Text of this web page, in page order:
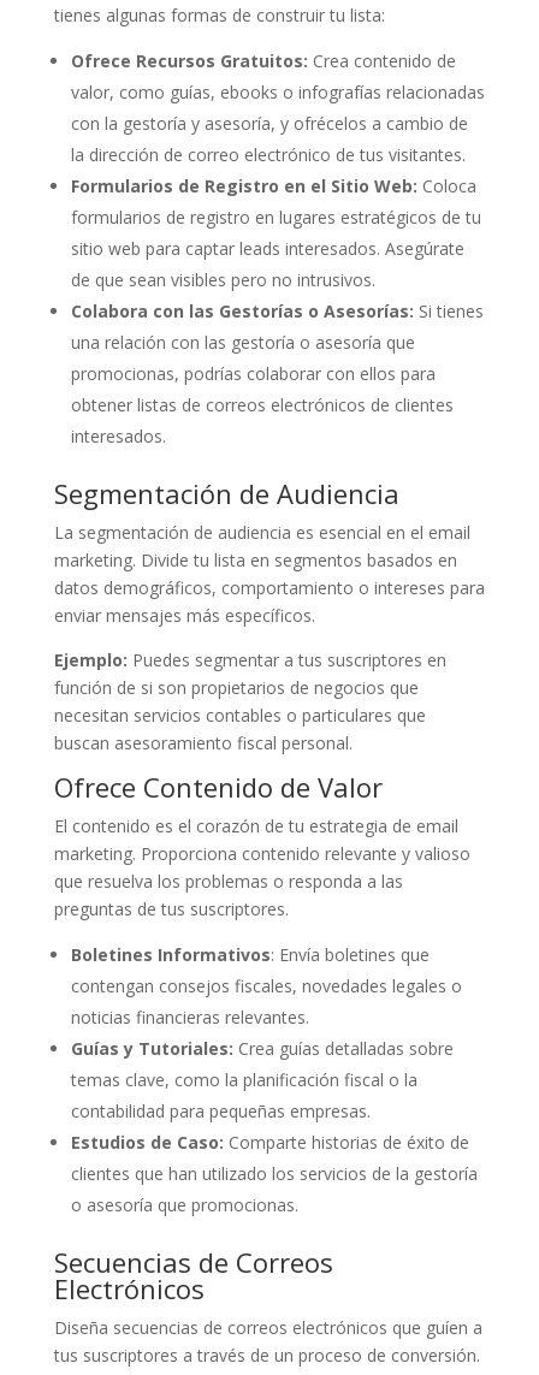
tienes algunas formas de construir tu lista:
Ofrece Recursos Gratuitos: Crea contenido de
valor, como guías, ebooks o infografías relacionadas
con la gestoría y asesoría, y ofrécelos a cambio de
la dirección de correo electrónico de tus visitantes.
Formularios de Registro en el Sitio Web: Coloca
formularios de registro en lugares estratégicos de tu
sitio web para captar leads interesados. Asegúrate
de que sean visibles pero no intrusivos.
Colabora con las Gestorías o Asesorías: Si tienes
una relación con las gestoría o asesoría que
promocionas, podrías colaborar con ellos para
obtener listas de correos electrónicos de clientes
interesados.
Segmentación de Audiencia
La segmentación de audiencia es esencial en el email
marketing. Divide tu lista en segmentos basados en
datos demográficos, comportamiento o intereses para
enviar mensajes más específicos.
Ejemplo: Puedes segmentar a tus suscriptores en
función de si son propietarios de negocios que
necesitan servicios contables o particulares que
buscan asesoramiento fiscal personal.
Ofrece Contenido de Valor
El contenido es el corazón de tu estrategia de email
marketing. Proporciona contenido relevante y valioso
que resuelva los problemas o responda a las
preguntas de tus suscriptores.
Boletines Informativos: Envía boletines que
contengan consejos fiscales, novedades legales o
noticias financieras relevantes.
Guías y Tutoriales: Crea guías detalladas sobre
temas clave, como la planificación fiscal o la
contabilidad para pequeñas empresas.
Estudios de Caso: Comparte historias de éxito de
clientes que han utilizado los servicios de la gestoría
o asesoría que promocionas.
Secuencias de Correos
Electrónicos
Diseña secuencias de correos electrónicos que guíen a
tus suscriptores a través de un proceso de conversión.